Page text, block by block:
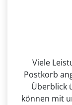
Viele
Postkorb
Überblick
können mit